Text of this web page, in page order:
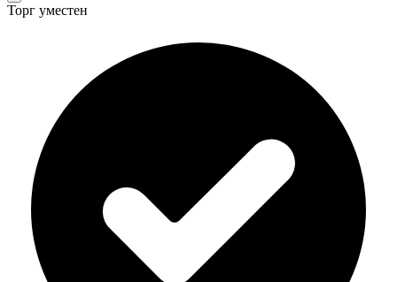
Торг уместен